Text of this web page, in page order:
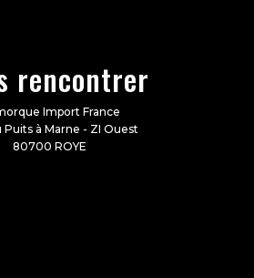
rencontrer
Import France
Puits à Marne - ZI Ouest
80700 ROYE